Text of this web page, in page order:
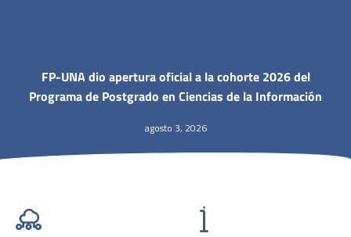
FP-UNA dio apertura oficial a la cohorte 2026 del
Programa de Postgrado en Ciencias de la Información
agosto 3, 2026